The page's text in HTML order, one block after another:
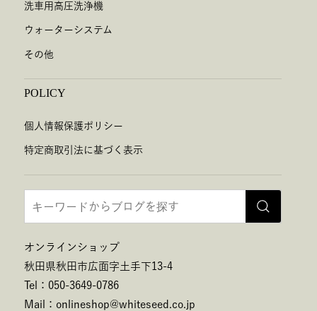
洗車用高圧洗浄機
ウォーターシステム
その他
POLICY
個人情報保護ポリシー
特定商取引法に基づく表示
オンラインショップ
秋田県秋田市広面字土手下13-4
Tel：050-3649-0786
Mail：onlineshop@whiteseed.co.jp